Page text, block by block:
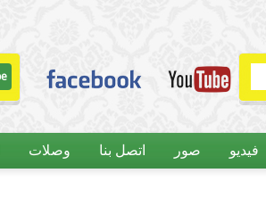
فيديو صور اتصل بنا وصلات